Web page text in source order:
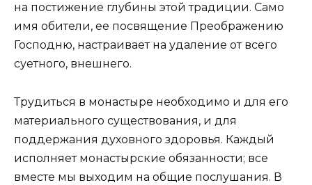
на постижение глубины этой традиции. Само
имя обители, ее посвящение Преображению
Господню, настраивает на удаление от всего
суетного, внешнего.
Трудиться в монастыре необходимо и для его
материального существования, и для
поддержания духовного здоровья. Каждый
исполняет монастырские обязанности; все
вместе мы выходим на общие послушания. В